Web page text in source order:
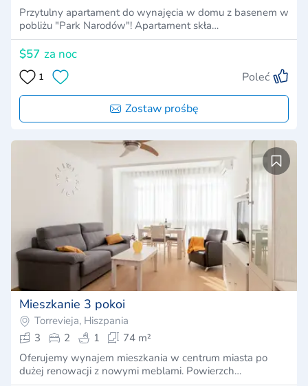
Przytulny apartament do wynajęcia w domu z basenem w
pobliżu "Park Narodów"! Apartament skła…
$57 za noc
1 Poleć
Zostaw prośbę
Mieszkanie 3 pokoi
Torrevieja, Hiszpania
3
2 1
74 m²
Oferujemy wynajem mieszkania w centrum miasta po
dużej renowacji z nowymi meblami. Powierzch…